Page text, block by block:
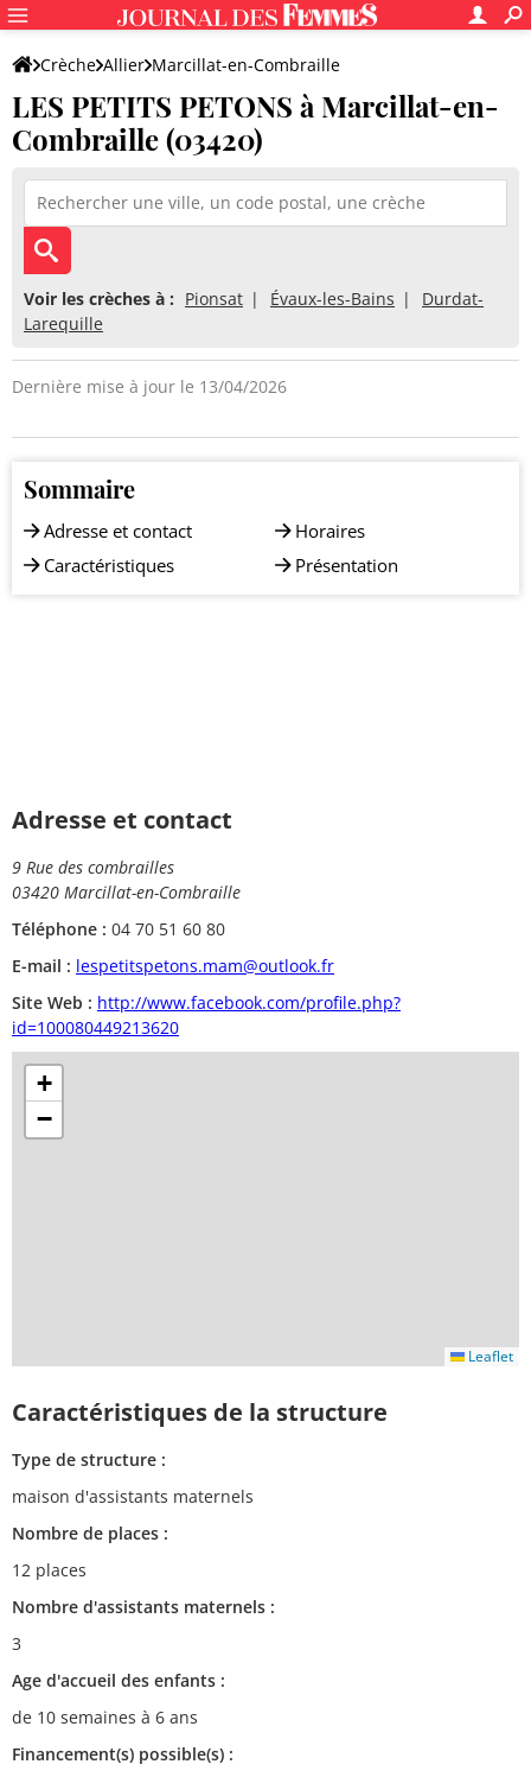
Crèche Allier Marcillat-en-Combraille
LES PETITS PETONS
LES PETITS PETONS à Marcillat-en-
Combraille (03420)
Voir les crèches à : Pionsat Évaux-les-Bains
Durdat-
Larequille
Dernière mise à jour le 13/04/2026
Sommaire
Adresse et contact
Caractéristiques
Horaires
Présentation
Adresse et contact
9 Rue des combrailles
03420 Marcillat-en-Combraille
Téléphone : 04 70 51 60 80
E-mail : lespetitspetons.mam@outlook.fr
Site Web : http://www.facebook.com/profile.php?
id=100080449213620
+
−
Leaflet
Caractéristiques de la structure
Type de structure :
maison d'assistants maternels
Nombre de places :
12 places
Nombre d'assistants maternels :
3
Age d'accueil des enfants :
de 10 semaines à 6 ans
Financement(s) possible(s) :